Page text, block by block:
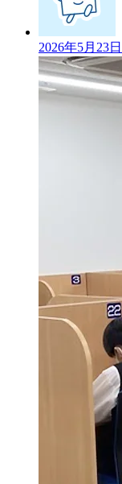
2026年5月23日